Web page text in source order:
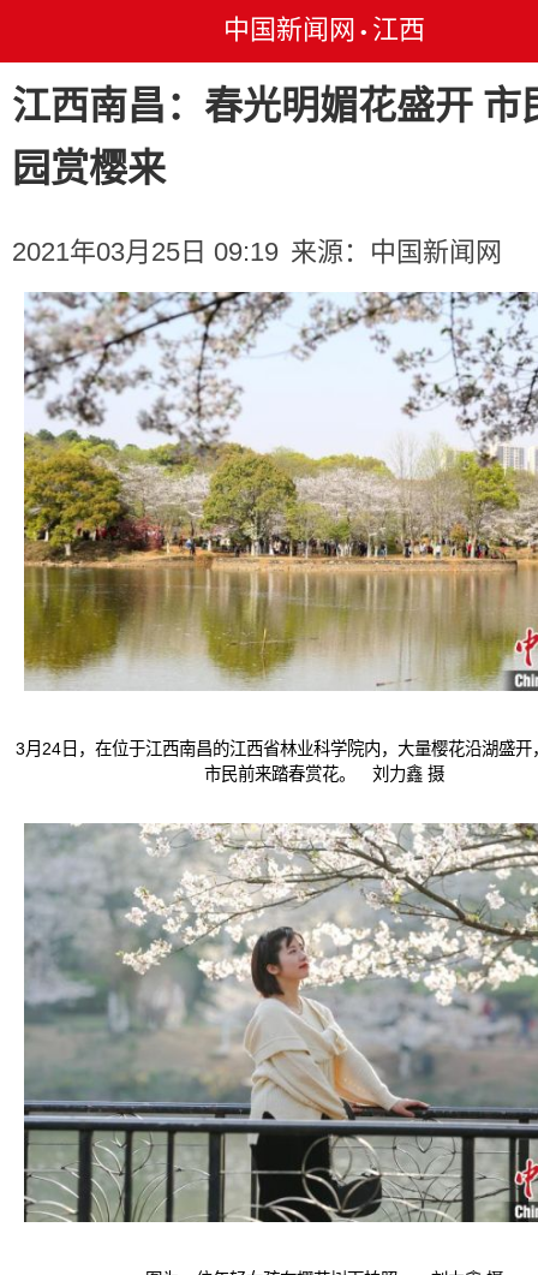
中国新闻网 • 江西
江西南昌：春光明媚花盛开 市
园赏樱来
2021年03月25日 09:19 来源： 中国新闻网
3月24日，在位于江西南昌的江西省林业科学院内，大量樱花沿湖盛开
市民前来踏春赏花。 刘力鑫 摄